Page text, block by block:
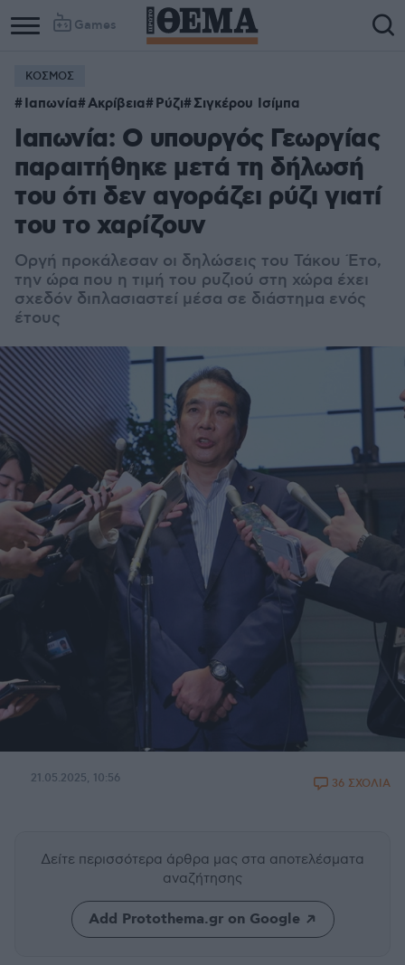
Games
ΚΟΣΜΟΣ
Ιαπωνία Ακρίβεια Ρύζι Σιγκέρου Ισίμπα
Ιαπωνία: Ο υπουργός Γεωργίας
παραιτήθηκε μετά τη δήλωσή
του ότι δεν αγοράζει ρύζι γιατί
του το χαρίζουν
Οργή προκάλεσαν οι δηλώσεις του Τάκου Έτο,
την ώρα που η τιμή του ρυζιού στη χώρα έχει
σχεδόν διπλασιαστεί μέσα σε διάστημα ενός
έτους
21.05.2025, 10:56 36 ΣΧΟΛΙΑ
Δείτε περισσότερα άρθρα μας στα αποτελέσματα
αναζήτησης
Add Protothema.gr on Google